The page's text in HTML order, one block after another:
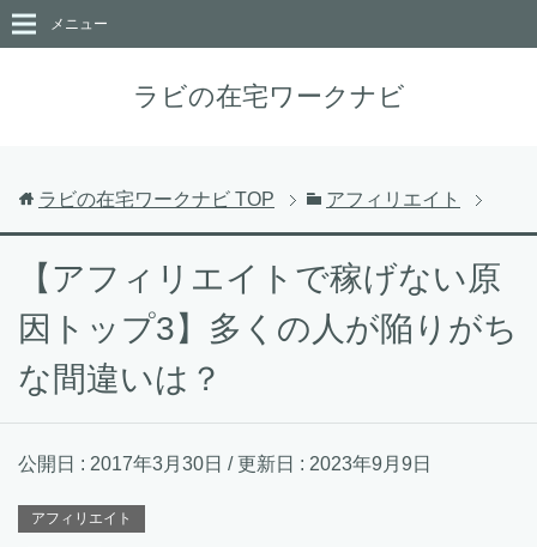
ラビの在宅ワークナビ
メニュー
ラビの在宅ワークナビ TOP アフィリエイト
【アフィリエイトで稼げない原
因トップ3】多くの人が陥りがち
な間違いは？
公開日 : 2017年3月30日 / 更新日 : 2023年9月9日
アフィリエイト